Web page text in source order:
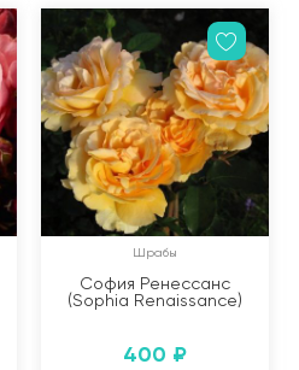
Шрабы
София Ренессанс
(Sophia Renaissance)
400 ₽